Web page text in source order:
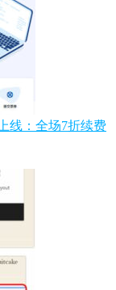
线：全场7折续费